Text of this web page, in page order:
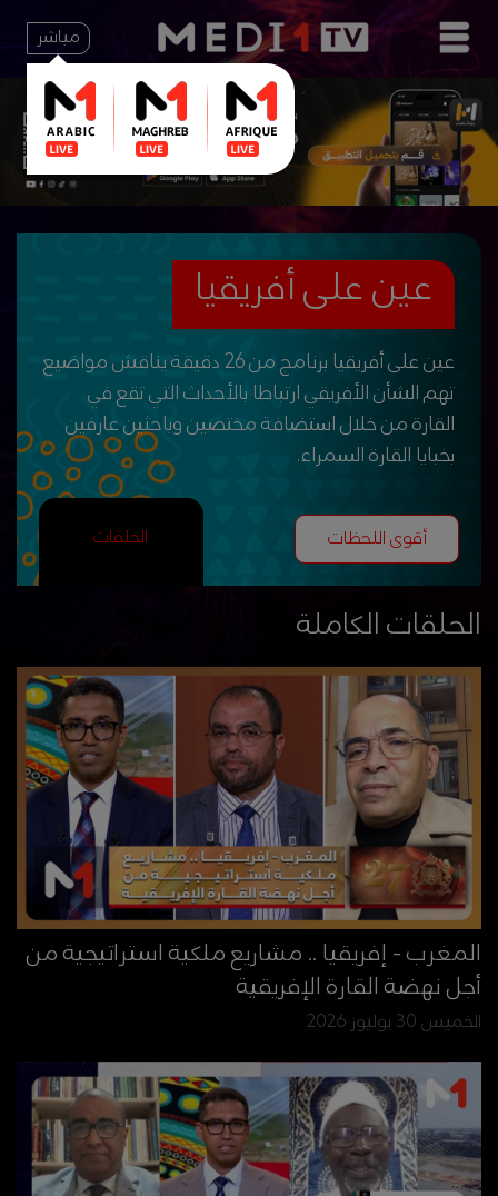
مباشر
عين على أفريقيا
عين على أفريقيا برنامج من 26 دقيقة يناقش مواضيع
تهم الشأن الأفريقي ارتباطا بالأحداث التي تقع في
القارة من خلال استضافة مختصين وباحثين عارفين
بخبايا القارة السمراء.
أقوى اللحظات الحلقات
الحلقات الكاملة
المغرب - إفريقيا .. مشاريع ملكية استراتيجية من
أجل نهضة القارة الإفريقية
الخميس 30 يوليوز 2026